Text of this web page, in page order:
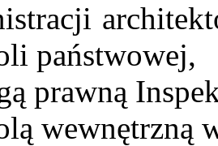
państwowej,
prawną
wewnętrzną